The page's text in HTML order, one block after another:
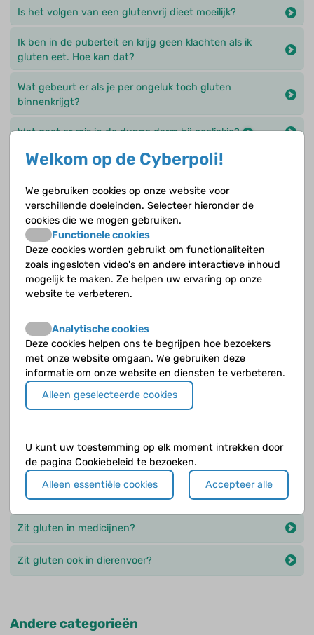
Is het volgen van een glutenvrij dieet moeilijk?
Ik ben in de puberteit en krijg geen klachten als ik
gluten eet. Hoe kan dat?
Wat gebeurt er als je per ongeluk toch gluten
binnenkrijgt?
Wat gaat er mis in de dunne darm bij coeliakie?
Wat is een glutenvrij dieet?
Jouw antwoord nog niet gevonden?
Op de Cyberpoli kan je jouw vraag stellen aan een
deskundige!
Stel je vraag
Opvolgende vragen
Heeft gluten iets te maken met autisme?
Kunnen dieren ook coeliakie hebben?
Wat heeft coeliakie met dermatitis herpetiformis te
maken?
Zit gluten in medicijnen?
Zit gluten ook in dierenvoer?
Andere categorieën
Welkom op de Cyberpoli!
We gebruiken cookies op onze website voor
verschillende doeleinden. Selecteer hieronder de
cookies die we mogen gebruiken.
Functionele cookies
Deze cookies worden gebruikt om functionaliteiten
zoals ingesloten video's en andere interactieve inhoud
mogelijk te maken. Ze helpen uw ervaring op onze
website te verbeteren.
Analytische cookies
Deze cookies helpen ons te begrijpen hoe bezoekers
met onze website omgaan. We gebruiken deze
informatie om onze website en diensten te verbeteren.
Alleen geselecteerde cookies
U kunt uw toestemming op elk moment intrekken door
de pagina Cookiebeleid te bezoeken.
Alleen essentiële cookies
Accepteer alle